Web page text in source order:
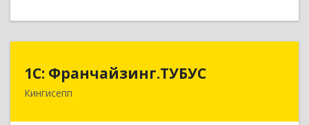
1С: Франчайзинг.ТУБУС
Кингисепп
1С: Франчайзинг.ТУБУС